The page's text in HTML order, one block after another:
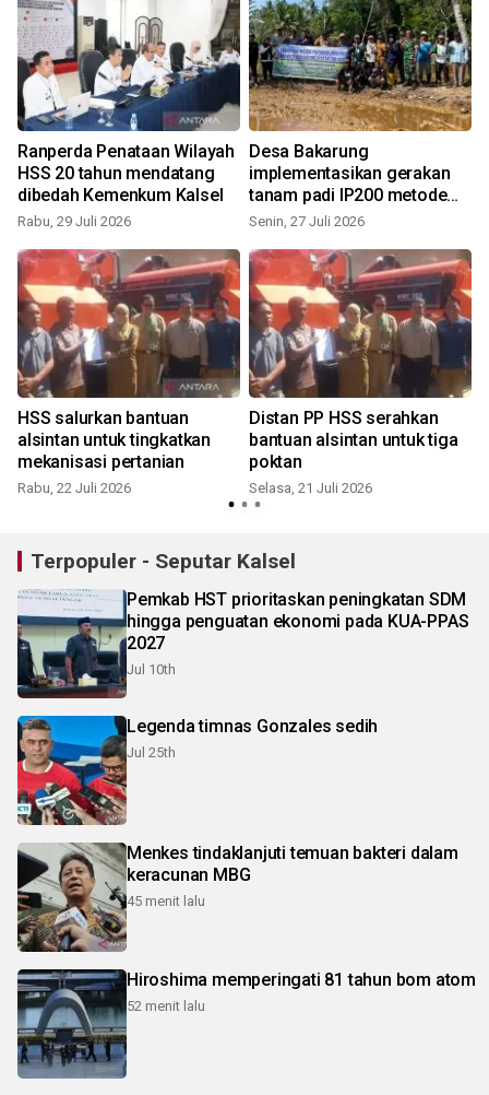
Ranperda Penataan Wilayah
HSS 20 tahun mendatang
dibedah Kemenkum Kalsel
Rabu, 29 Juli 2026
Desa Bakarung
implementasikan gerakan
tanam padi IP200 metode
PM-AAS
Senin, 27 Juli 2026
HSS salurkan bantuan
alsintan untuk tingkatkan
mekanisasi pertanian
Rabu, 22 Juli 2026
Distan PP HSS serahkan
bantuan alsintan untuk tiga
poktan
Selasa, 21 Juli 2026
Terpopuler - Seputar Kalsel
Pemkab HST prioritaskan peningkatan SDM
hingga penguatan ekonomi pada KUA-PPAS
2027
Jul 10th
Legenda timnas Gonzales sedih
Jul 25th
Menkes tindaklanjuti temuan bakteri dalam
keracunan MBG
45 menit lalu
Hiroshima memperingati 81 tahun bom atom
52 menit lalu